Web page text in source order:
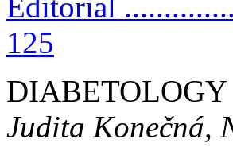
125
DIABETOLOGY
Judita Konečná,